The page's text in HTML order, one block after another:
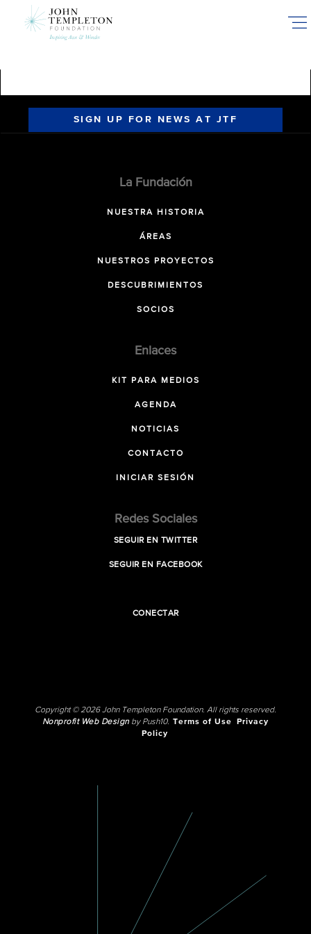
SIGN UP FOR NEWS AT JTF
La Fundación
NUESTRA HISTORIA
ÁREAS
NUESTROS PROYECTOS
DESCUBRIMIENTOS
SOCIOS
Enlaces
KIT PARA MEDIOS
AGENDA
NOTICIAS
CONTACTO
INICIAR SESIÓN
Redes Sociales
SEGUIR EN TWITTER
SEGUIR EN FACEBOOK
CONECTAR
Copyright © 2026 John Templeton Foundation. All rights reserved.
Nonprofit Web Designby Push10. Terms of Use
Privacy
Policy